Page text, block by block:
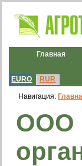
Главная
EURO RUR
Навигация:
ООО